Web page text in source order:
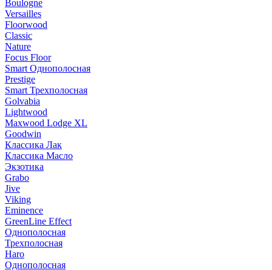
Boulogne
Versailles
Floorwood
Classic
Nature
Focus Floor
Smart Однополосная
Prestige
Smart Трехполосная
Golvabia
Lightwood
Maxwood Lodge XL
Goodwin
Классика Лак
Классика Масло
Экзотика
Grabo
Jive
Viking
Eminence
GreenLine Effect
Однополосная
Трехполосная
Haro
Однополосная